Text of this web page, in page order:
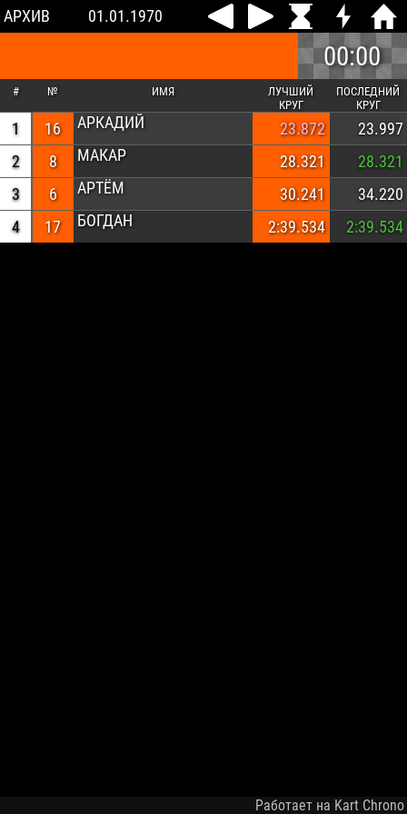
АРХИВ 01.01.1970
00:00
# № ИМЯ
ЛУЧШИЙ
КРУГ
ПОСЛЕДНИЙ
КРУГ
1 16 АРКАДИЙ 23.872
23.997
2
8 МАКАР 28.321
28.321
3
6 АРТЁМ 30.241
34.220
4
17 БОГДАН 2:39.534 2:39.534
Работает на Kart Chrono